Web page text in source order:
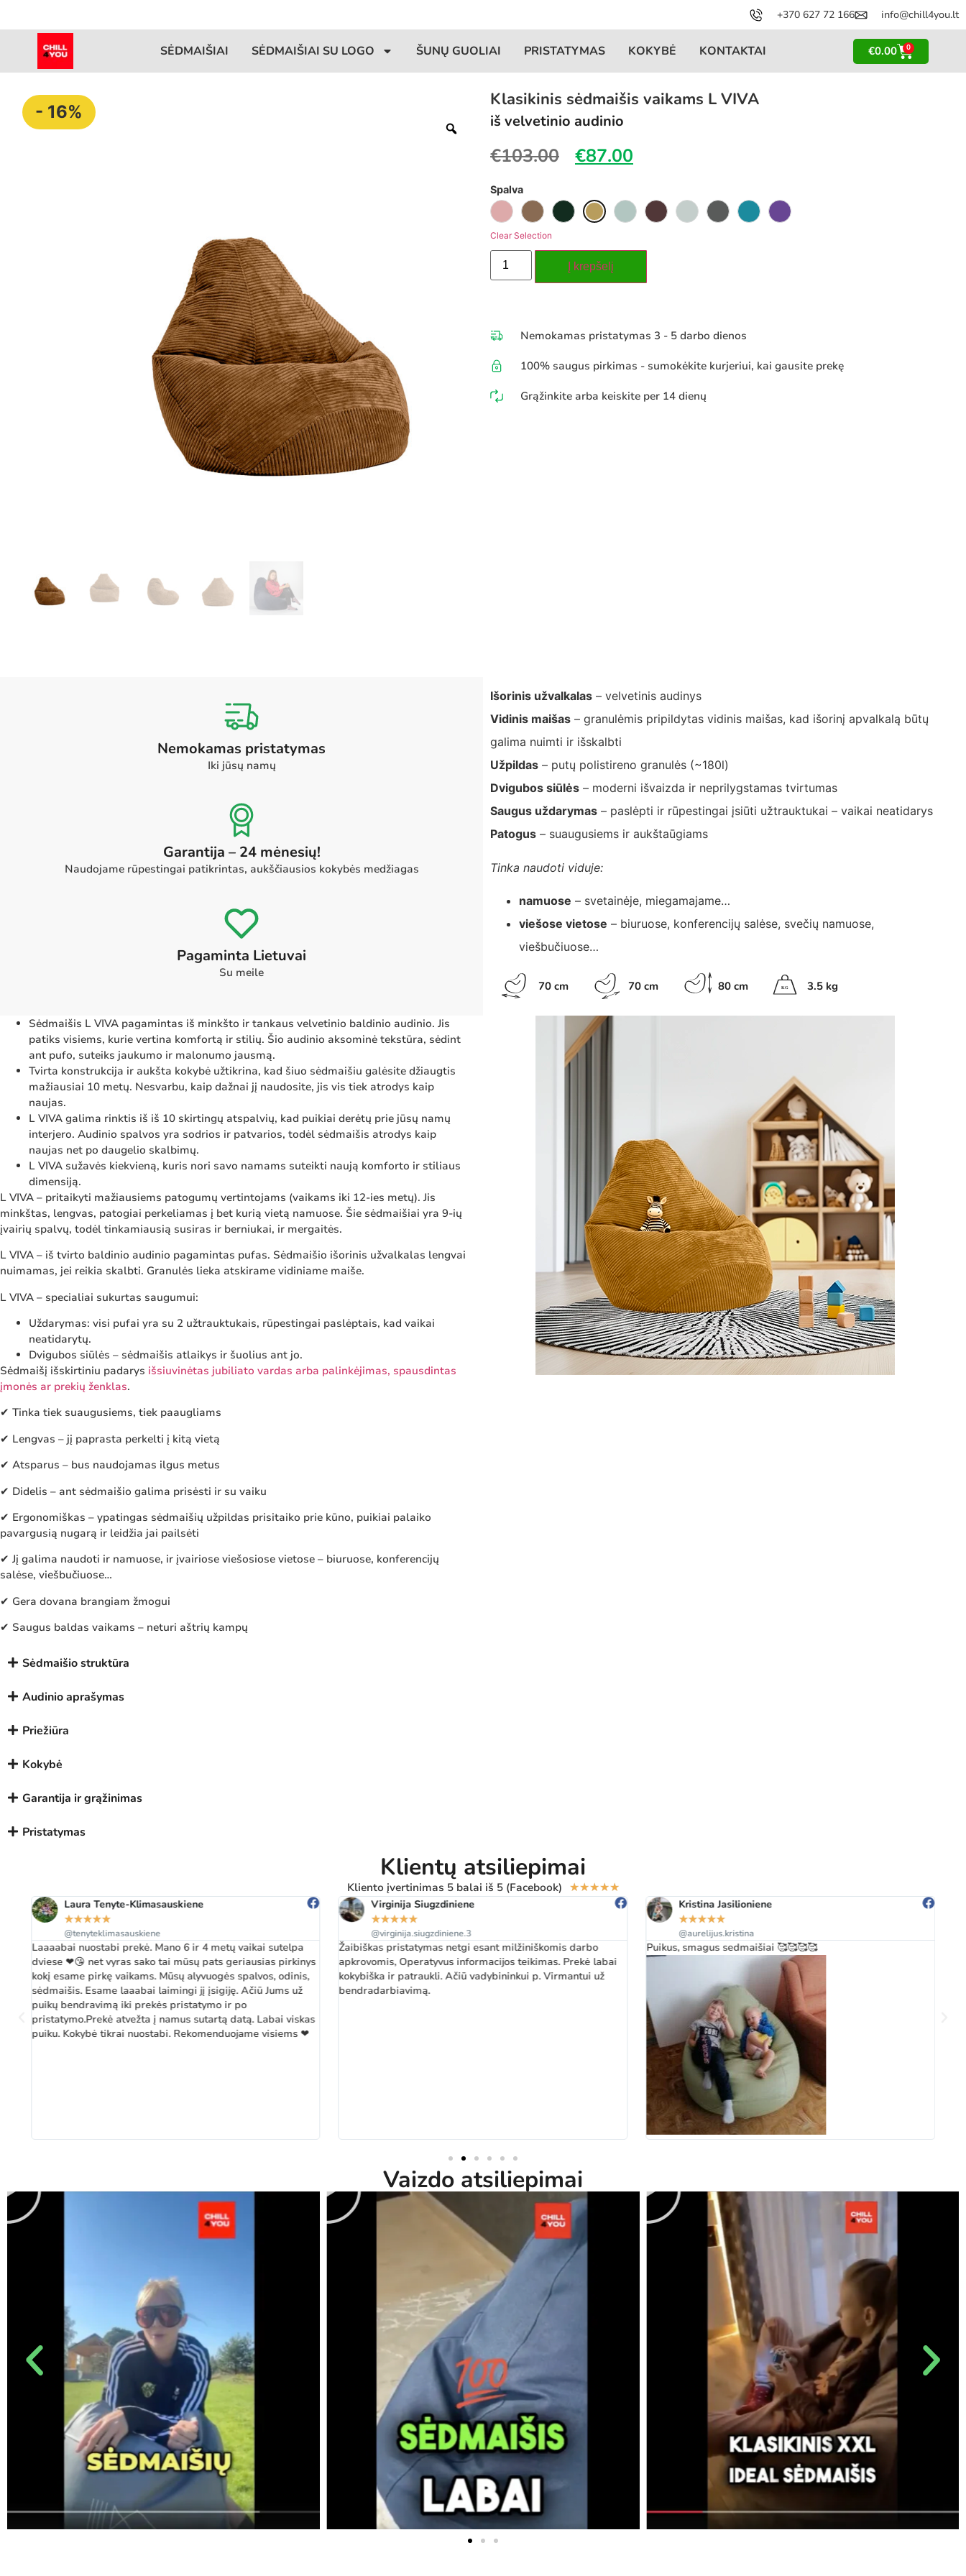
+370 627 72 166 info@chill4you.lt
SĖDMAIŠIAI SĖDMAIŠIAI SU LOGO ŠUNŲ GUOLIAI PRISTATYMAS KOKYBĖ KONTAKTAI €0.00 0
- 16%
Klasikinis sėdmaišis vaikams L VIVA
iš velvetinio audinio
€103.00 €87.00
Spalva
Clear Selection
Į krepšelį
Nemokamas pristatymas 3 - 5 darbo dienos
100% saugus pirkimas - sumokėkite kurjeriui, kai gausite prekę
Grąžinkite arba keiskite per 14 dienų
Nemokamas pristatymas
Iki jūsų namų
Garantija – 24 mėnesių!
Naudojame rūpestingai patikrintas, aukščiausios kokybės medžiagas
Pagaminta Lietuvai
Su meile
Išorinis užvalkalas – velvetinis audinys
Vidinis maišas – granulėmis pripildytas vidinis maišas, kad išorinį apvalkalą būtų
galima nuimti ir išskalbti
Užpildas – putų polistireno granulės (~180l)
Dvigubos siūlės – moderni išvaizda ir neprilygstamas tvirtumas
Saugus uždarymas – paslėpti ir rūpestingai įsiūti užtrauktukai – vaikai neatidarys
Patogus – suaugusiems ir aukštaūgiams
Tinka naudoti viduje:
namuose – svetainėje, miegamajame…
viešose vietose – biuruose, konferencijų salėse, svečių namuose,
viešbučiuose…
70 cm 70 cm 80 cm KG 3.5 kg
Sėdmaišis L VIVA pagamintas iš minkšto ir tankaus velvetinio baldinio audinio. Jis
patiks visiems, kurie vertina komfortą ir stilių. Šio audinio aksominė tekstūra, sėdint
ant pufo, suteiks jaukumo ir malonumo jausmą.
Tvirta konstrukcija ir aukšta kokybė užtikrina, kad šiuo sėdmaišiu galėsite džiaugtis
mažiausiai 10 metų. Nesvarbu, kaip dažnai jį naudosite, jis vis tiek atrodys kaip
naujas.
L VIVA galima rinktis iš iš 10 skirtingų atspalvių, kad puikiai derėtų prie jūsų namų
interjero. Audinio spalvos yra sodrios ir patvarios, todėl sėdmaišis atrodys kaip
naujas net po daugelio skalbimų.
L VIVA sužavės kiekvieną, kuris nori savo namams suteikti naują komforto ir stiliaus
dimensiją.
L VIVA – pritaikyti mažiausiems patogumų vertintojams (vaikams iki 12-ies metų). Jis
minkštas, lengvas, patogiai perkeliamas į bet kurią vietą namuose. Šie sėdmaišiai yra 9-ių
įvairių spalvų, todėl tinkamiausią susiras ir berniukai, ir mergaitės.
L VIVA – iš tvirto baldinio audinio pagamintas pufas. Sėdmaišio išorinis užvalkalas lengvai
nuimamas, jei reikia skalbti. Granulės lieka atskirame vidiniame maiše.
L VIVA – specialiai sukurtas saugumui:
Uždarymas: visi pufai yra su 2 užtrauktukais, rūpestingai paslėptais, kad vaikai
neatidarytų.
Dvigubos siūlės – sėdmaišis atlaikys ir šuolius ant jo.
Sėdmaišį išskirtiniu padarys išsiuvinėtas jubiliato vardas arba palinkėjimas, spausdintas
įmonės ar prekių ženklas.
✔ Tinka tiek suaugusiems, tiek paaugliams
✔ Lengvas – jį paprasta perkelti į kitą vietą
✔ Atsparus – bus naudojamas ilgus metus
✔ Didelis – ant sėdmaišio galima prisėsti ir su vaiku
✔ Ergonomiškas – ypatingas sėdmaišių užpildas prisitaiko prie kūno, puikiai palaiko
pavargusią nugarą ir leidžia jai pailsėti
✔ Jį galima naudoti ir namuose, ir įvairiose viešosiose vietose – biuruose, konferencijų
salėse, viešbučiuose…
✔ Gera dovana brangiam žmogui
✔ Saugus baldas vaikams – neturi aštrių kampų
Sėdmaišio struktūra
Audinio aprašymas
Priežiūra
Kokybė
Garantija ir grąžinimas
Pristatymas
Klientų atsiliepimai
Kliento įvertinimas 5 balai iš 5 (Facebook) ★★★★★
Laura Tenyte-Klimasauskiene
★★★★★
@tenyteklimasauskiene
Laaaabai nuostabi prekė. Mano 6 ir 4 metų vaikai sutelpa
dviese ❤😘 net vyras sako tai mūsų pats geriausias pirkinys
kokį esame pirkę vaikams. Mūsų alyvuogės spalvos, odinis,
sėdmaišis. Esame laaabai laimingi jį įsigiję. Ačiū Jums už
puikų bendravimą iki prekės pristatymo ir po
pristatymo.Prekė atvežta į namus sutartą datą. Labai viskas
puiku. Kokybė tikrai nuostabi. Rekomenduojame visiems ❤
Virginija Siugzdiniene
★★★★★
@virginija.siugzdiniene.3
Žaibiškas pristatymas netgi esant milžiniškomis darbo
apkrovomis, Operatyvus informacijos teikimas. Prekė labai
kokybiška ir patraukli. Ačiū vadybininkui p. Virmantui už
bendradarbiavimą.
Kristina Jasilioniene
★★★★★
@aurelijus.kristina
Puikus, smagus sedmaišiai 🥰🥰🥰🥰
Vaizdo atsiliepimai